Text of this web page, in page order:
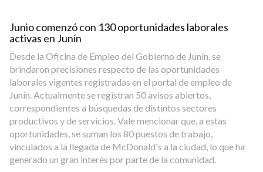
Junio comenzó con 130 oportunidades laborales
activas en Junín
Desde la Oficina de Empleo del Gobierno de Junín, se
brindaron precisiones respecto de las oportunidades
laborales vigentes registradas en el portal de empleo de
Junín. Actualmente se registran 50 avisos abiertos,
correspondientes a búsquedas de distintos sectores
productivos y de servicios. Vale mencionar que, a estas
oportunidades, se suman los 80 puestos de trabajo,
vinculados a la llegada de McDonald's a la ciudad, lo que ha
generado un gran interés por parte de la comunidad.